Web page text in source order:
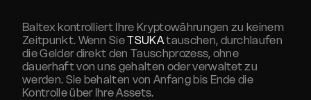
Baltex kontrolliert Ihre Kryptowährungen zu keinem
Zeitpunkt. Wenn SieTSUKAtauschen, durchlaufen
die Gelder direkt den Tauschprozess, ohne
dauerhaft von uns gehalten oder verwaltet zu
werden. Sie behalten von Anfang bis Ende die
Kontrolle über Ihre Assets.